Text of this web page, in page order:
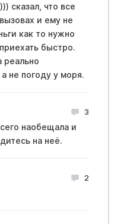
сказал, что все
и ему не
как то нужно
быстро.
не погоду у моря.
3
наобещала и
на неё.
2